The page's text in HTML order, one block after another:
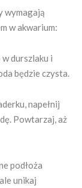
wymagają
w akwarium:
w durszlaku i
będzie czysta.
napełnij
Powtarzaj, aż
podłoża
unikaj